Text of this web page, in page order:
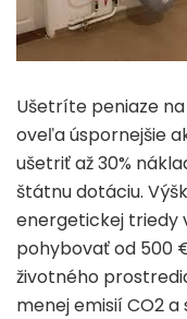
Ušetríte peniaze
oveľa úspornejšie
ušetriť až 30%
štátnu dotáciu.
energetickej triedy
pohybovať od 500
životného
menej emisií CO2